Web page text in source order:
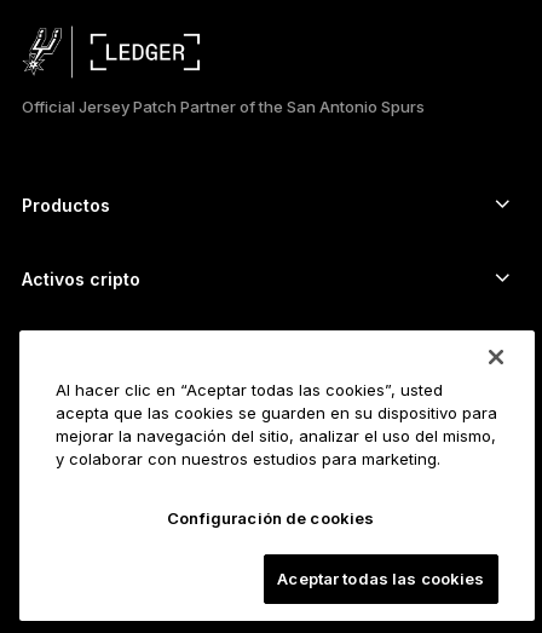
日本語
Official Jersey Patch Partner of the San Antonio Spurs
Productos
Hardware Wallet
Ledger Flex
Ledger Nano Classics
Compara nuestros dispositivos
Activos cripto
Billetera para Solana
Billetera para Cardano
Billetera para XRP
Precios cripto
Compra cripto
Participación con cripto
Para empresas
Ledger Enterprise Solutions
Financiación de Ledger Cathay Capital
Al hacer clic en “Aceptar todas las cookies”, usted
acepta que las cookies se guarden en su dispositivo para
mejorar la navegación del sitio, analizar el uso del mismo,
y colaborar con nuestros estudios para marketing.
Configuración de cookies
Aceptar todas las cookies